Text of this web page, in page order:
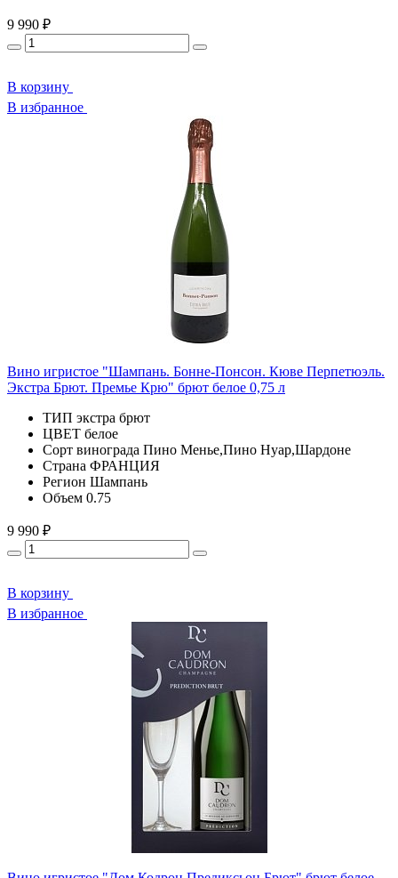
9 990 ₽
В корзину
В избранное
Вино игристое "Шампань. Бонне-Понсон. Кюве Перпетюэль.
Экстра Брют. Премье Крю" брют белое 0,75 л
ТИП экстра брют
ЦВЕТ белое
Сорт винограда Пино Менье,Пино Нуар,Шардоне
Страна ФРАНЦИЯ
Регион Шампань
Объем 0.75
9 990 ₽
В корзину
В избранное